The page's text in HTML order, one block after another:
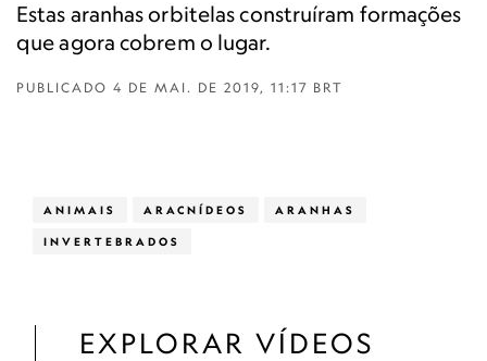
Estas aranhas orbitelas construíram formações
que agora cobrem o lugar.
PUBLICADO 4 DE MAI. DE 2019, 11:17 BRT
ANIMAIS ARACNÍDEOS ARANHAS
INVERTEBRADOS
EXPLORAR VÍDEOS